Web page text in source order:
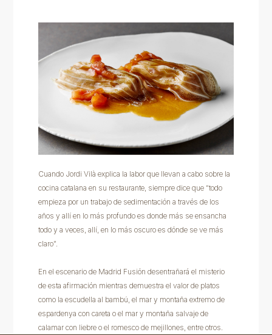
Cuando Jordi Vilà explica la labor que llevan a cabo sobre la
cocina catalana en su restaurante, siempre dice que “todo
empieza por un trabajo de sedimentación a través de los
años y allí en lo más profundo es donde más se ensancha
todo y a veces, allí, en lo más oscuro es dónde se ve más
claro”.
En el escenario de Madrid Fusión desentrañará el misterio
de esta afirmación mientras demuestra el valor de platos
como la escudella al bambú, el mar y montaña extremo de
espardenya con careta o el mar y montaña salvaje de
calamar con liebre o el romesco de mejillones, entre otros.